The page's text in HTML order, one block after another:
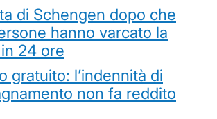
di Schengen dopo che
hanno varcato la
24 ore
gratuito: l’indennità di
non fa reddito